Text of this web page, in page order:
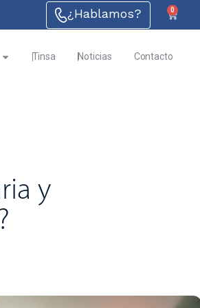
¿Hablamos? 0
Tinsa Noticias Contacto
y